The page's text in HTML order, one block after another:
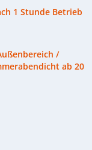
1 Stunde Betrieb
/
ab 20